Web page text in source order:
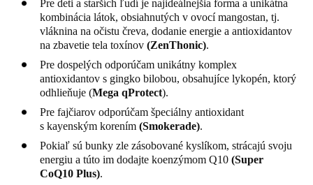
Pre deti a starších ľudí je najideálnejšia forma a unikátna
kombinácia látok, obsiahnutých v ovocí mangostan, tj.
vláknina na očistu čreva, dodanie energie a antioxidantov
na zbavetie tela toxínov(ZenThonic).
Pre dospelých odporúčam unikátny komplex
antioxidantov s gingko bilobou, obsahujíce lykopén, ktorý
odhlieňuje (Mega qProtect).
Pre fajčiarov odporúčam špeciálny antioxidant
s kayenským korením(Smokerade).
Pokiaľ sú bunky zle zásobované kyslíkom, strácajú svoju
energiu a túto im dodajte koenzýmom Q10(Super
CoQ10 Plus).